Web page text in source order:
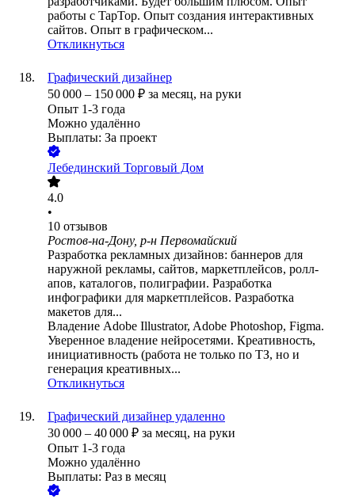
работы с TapTop. Опыт создания интерактивных
сайтов. Опыт в графическом...
Откликнуться
Графический дизайнер
50 000 – 150 000 ₽ за месяц, на руки
Опыт 1-3 года
Можно удалённо
Выплаты: За проект
Лебединский Торговый Дом
4.0
•
10 отзывов
Ростов-на-Дону, р-н Первомайский
Разработка рекламных дизайнов: баннеров для
наружной рекламы, сайтов, маркетплейсов, ролл-
апов, каталогов, полиграфии. Разработка
инфографики для маркетплейсов. Разработка
макетов для...
Владение Adobe Illustrator, Adobe Photoshop, Figma.
Уверенное владение нейросетями. Креативность,
инициативность (работа не только по ТЗ, но и
генерация креативных...
Откликнуться
Графический дизайнер удаленно
30 000 – 40 000 ₽ за месяц, на руки
Опыт 1-3 года
Можно удалённо
Выплаты: Раз в месяц